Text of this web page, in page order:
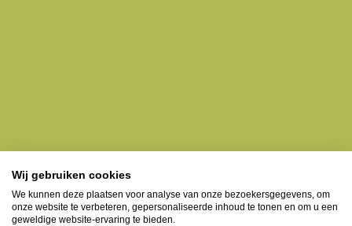
Wij gebruiken cookies
We kunnen deze plaatsen voor analyse van onze bezoekersgegevens, om
onze website te verbeteren, gepersonaliseerde inhoud te tonen en om u een
geweldige website-ervaring te bieden.